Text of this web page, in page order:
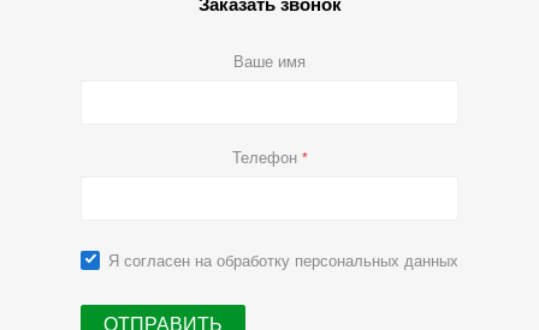
Заказать звонок
Ваше имя
Телефон *
Я согласен на обработку персональных данных